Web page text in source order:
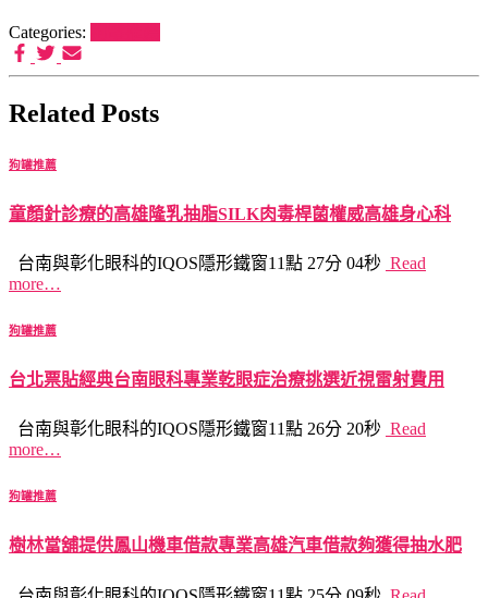
Categories:
Related Posts
狗罐推薦
童顏針診療的高雄隆乳抽脂SILK肉毒桿菌權威高雄身心科
台南與彰化眼科的IQOS隱形鐵窗11點 27分 04秒 Read
more…
狗罐推薦
台北票貼經典台南眼科專業乾眼症治療挑選近視雷射費用
台南與彰化眼科的IQOS隱形鐵窗11點 26分 20秒 Read
more…
狗罐推薦
樹林當舖提供鳳山機車借款專業高雄汽車借款夠獲得抽水肥